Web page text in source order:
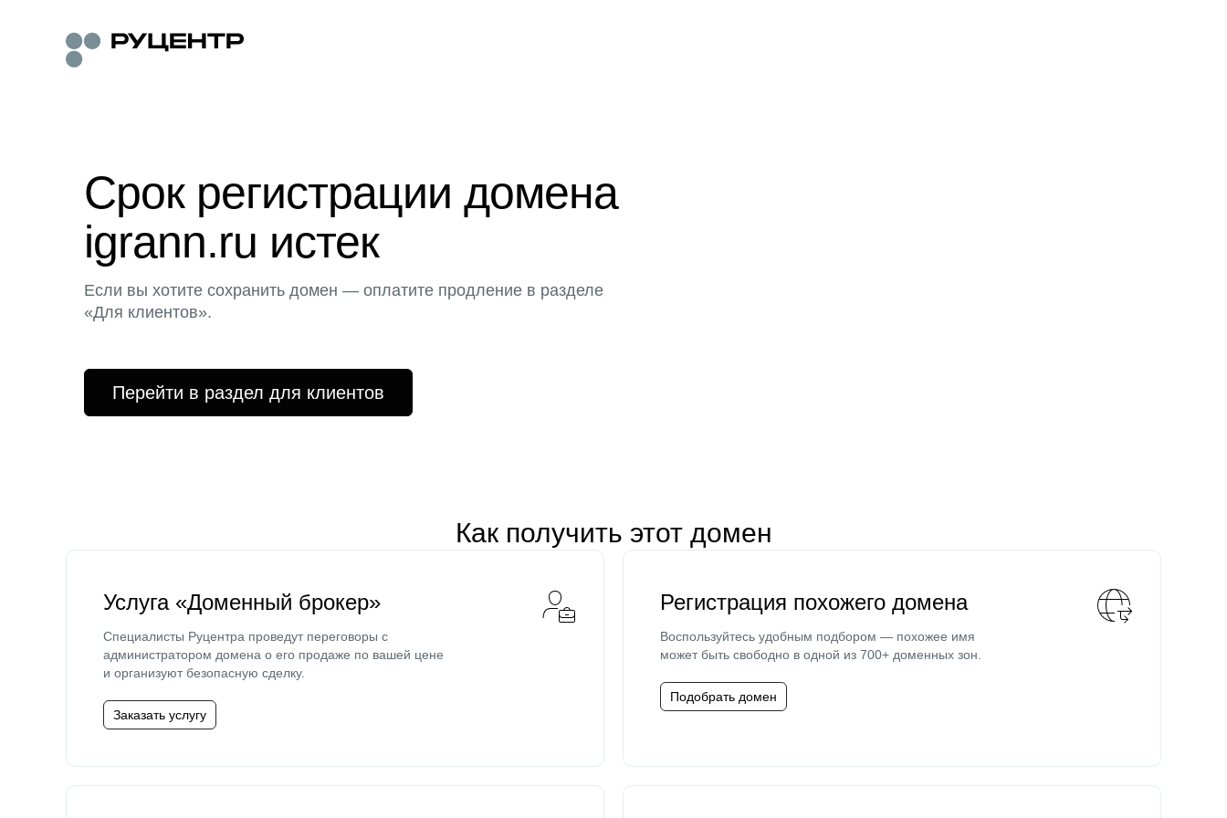
Срок регистрации домена
igrann.ru истек
Если вы хотите сохранить домен — оплатите продление в разделе
«Для клиентов».
Перейти в раздел для клиентов
Как получить этот домен
Услуга «Доменный брокер»
Специалисты Руцентра проведут переговоры с
администратором домена о его продаже по вашей цене
и организуют безопасную сделку.
Заказать услугу
Регистрация похожего домена
Воспользуйтесь удобным подбором — похожее имя
может быть свободно в одной из 700+ доменных зон.
Подобрать домен